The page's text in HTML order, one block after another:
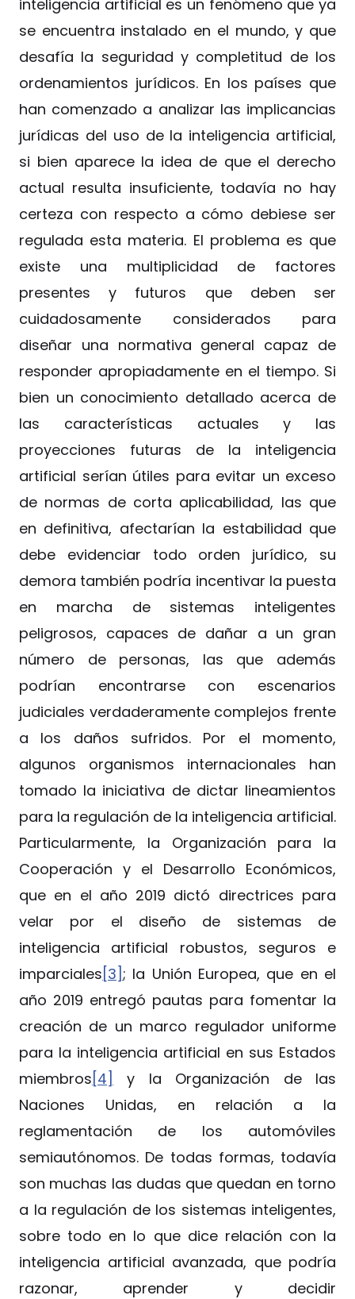
inteligencia artificial es un fenómeno que ya
se encuentra instalado en el mundo, y que
desafía la seguridad y completitud de los
ordenamientos jurídicos. En los países que
han comenzado a analizar las implicancias
jurídicas del uso de la inteligencia artificial,
si bien aparece la idea de que el derecho
actual resulta insuficiente, todavía no hay
certeza con respecto a cómo debiese ser
regulada esta materia. El problema es que
existe una multiplicidad de factores
presentes y futuros que deben ser
cuidadosamente considerados para
diseñar una normativa general capaz de
responder apropiadamente en el tiempo. Si
bien un conocimiento detallado acerca de
las características actuales y las
proyecciones futuras de la inteligencia
artificial serían útiles para evitar un exceso
de normas de corta aplicabilidad, las que
en definitiva, afectarían la estabilidad que
debe evidenciar todo orden jurídico, su
demora también podría incentivar la puesta
en marcha de sistemas inteligentes
peligrosos, capaces de dañar a un gran
número de personas, las que además
podrían encontrarse con escenarios
judiciales verdaderamente complejos frente
a los daños sufridos. Por el momento,
algunos organismos internacionales han
tomado la iniciativa de dictar lineamientos
para la regulación de la inteligencia artificial.
Particularmente, la Organización para la
Cooperación y el Desarrollo Económicos,
que en el año 2019 dictó directrices para
velar por el diseño de sistemas de
inteligencia artificial robustos, seguros e
imparciales [3]; la Unión Europea, que en el
año 2019 entregó pautas para fomentar la
creación de un marco regulador uniforme
para la inteligencia artificial en sus Estados
miembros [4]
y la Organización de las
Naciones Unidas, en relación a la
reglamentación de los automóviles
semiautónomos. De todas formas, todavía
son muchas las dudas que quedan en torno
a la regulación de los sistemas inteligentes,
sobre todo en lo que dice relación con la
inteligencia artificial avanzada, que podría
razonar, aprender y decidir